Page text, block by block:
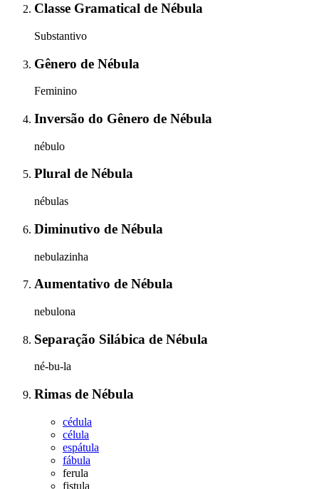
Classe Gramatical de Nébula
Substantivo
Gênero de Nébula
Feminino
Inversão do Gênero de Nébula
nébulo
Plural de Nébula
nébulas
Diminutivo de Nébula
nebulazinha
Aumentativo de Nébula
nebulona
Separação Silábica de Nébula
né-bu-la
Rimas de Nébula
cédula
célula
espátula
fábula
ferula
fistula